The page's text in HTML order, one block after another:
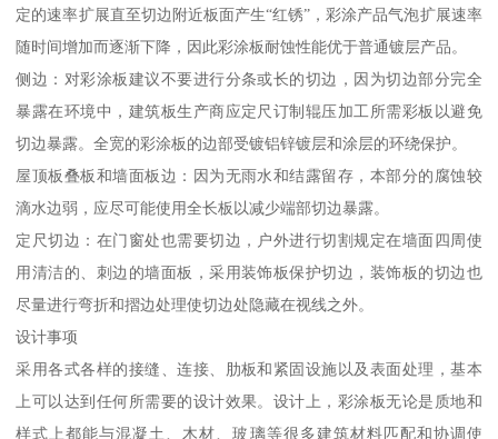
定的速率扩展直至切边附近板面产生“红锈”，彩涂产品气泡扩展速率
随时间增加而逐渐下降，因此彩涂板耐蚀性能优于普通镀层产品。
侧边：对彩涂板建议不要进行分条或长的切边，因为切边部分完全
暴露在环境中，建筑板生产商应定尺订制辊压加工所需彩板以避免
切边暴露。全宽的彩涂板的边部受镀铝锌镀层和涂层的环绕保护。
屋顶板叠板和墙面板边：因为无雨水和结露留存，本部分的腐蚀较
滴水边弱，应尽可能使用全长板以减少端部切边暴露。
定尺切边：在门窗处也需要切边，户外进行切割规定在墙面四周使
用清洁的、刺边的墙面板，采用装饰板保护切边，装饰板的切边也
尽量进行弯折和摺边处理使切边处隐藏在视线之外。
设计事项
采用各式各样的接缝、连接、肋板和紧固设施以及表面处理，基本
上可以达到任何所需要的设计效果。设计上，彩涂板无论是质地和
样式上都能与混凝土、木材、玻璃等很多建筑材料匹配和协调使